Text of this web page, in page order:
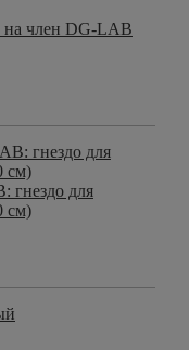
на член DG-LAB
гнездо для
см)